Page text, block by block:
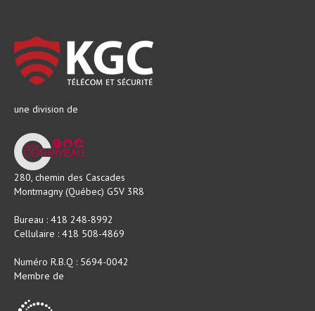
une division de
280, chemin des Cascades
Montmagny (Québec) G5V 3R8
Bureau : 418 248-8992
Cellulaire : 418 508-4869
Numéro R.B.Q : 5694-0042
Membre de